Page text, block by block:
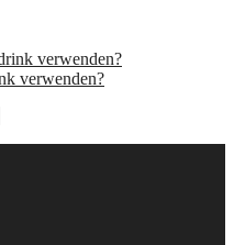
verwenden?